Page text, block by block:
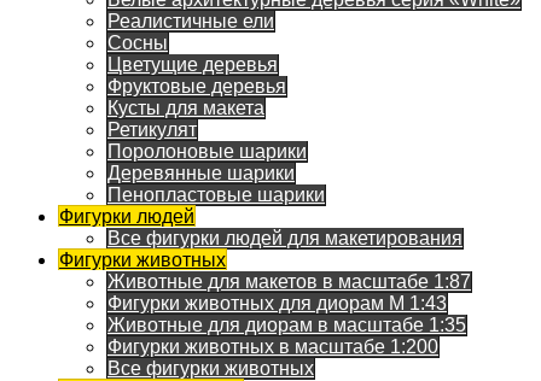
Реалистичные ели
Сосны
Цветущие деревья
Фруктовые деревья
Кусты для макета
Ретикулят
Поролоновые шарики
Деревянные шарики
Пенопластовые шарики
Фигурки людей
Все фигурки людей для макетирования
Фигурки животных
Животные для макетов в масштабе 1:87
Фигурки животных для диорам М 1:43
Животные для диорам в масштабе 1:35
Фигурки животных в масштабе 1:200
Все фигурки животных